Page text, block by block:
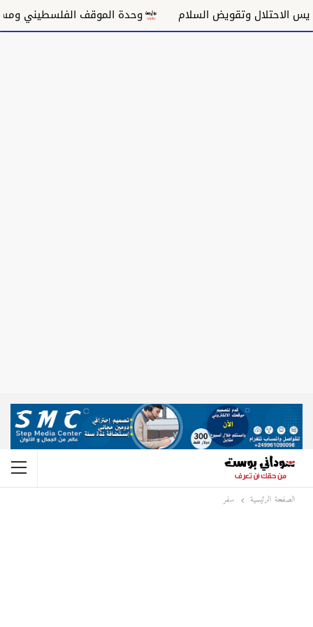
وتقويض السلام وحدة الموقف الفلسطيني ومسار
الصفحة الرئيسية سفر